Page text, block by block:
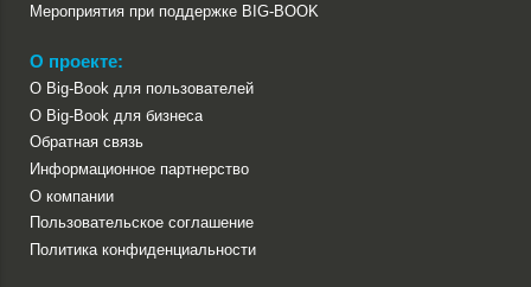
Мероприятия при поддержке BIG-BOOK
О проекте:
О Big-Book для пользователей
О Big-Book для бизнеса
Обратная связь
Информационное партнерство
О компании
Пользовательское соглашение
Политика конфиденциальности